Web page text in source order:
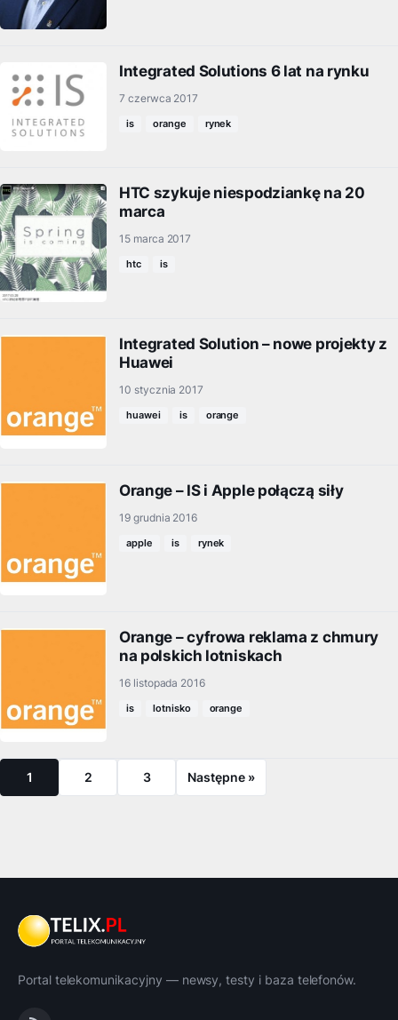
Integrated Solutions 6 lat na rynku
7 czerwca 2017
is orange rynek
HTC szykuje niespodziankę na 20
marca
15 marca 2017
htc is
Integrated Solution – nowe projekty z
Huawei
10 stycznia 2017
huawei is orange
Orange – IS i Apple połączą siły
19 grudnia 2016
apple is rynek
Orange – cyfrowa reklama z chmury
na polskich lotniskach
16 listopada 2016
is lotnisko orange
1 2 3 Następne »
Portal telekomunikacyjny — newsy, testy i baza telefonów.